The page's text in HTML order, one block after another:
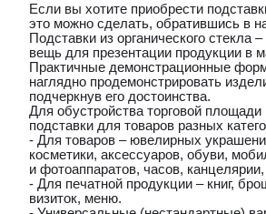
Если вы хотите приобрести
это можно сделать, обратившись в
Подставки из органического стекла
вещь для презентации продукции в
Практичные демонстрационные
наглядно продемонстрировать
подчеркнув его достоинства.
Для обустройства торговой площади
подставки для товаров разных
- Для товаров – ювелирных
косметики, аксессуаров, обуви,
и фотоаппаратов, часов,
- Для печатной продукции – книг,
визиток, меню.